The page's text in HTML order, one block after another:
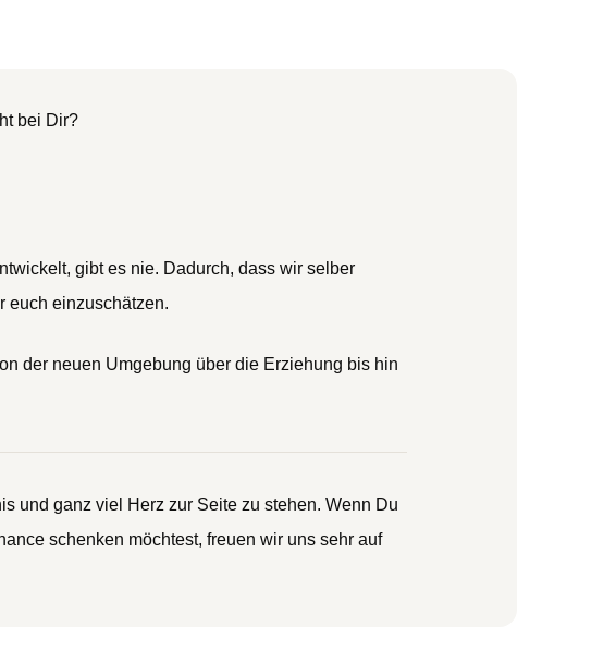
bei Dir?
gibt es nie. Dadurch, dass wir selber
euch einzuschätzen.
der neuen Umgebung über die Erziehung bis hin
und ganz viel Herz zur Seite zu stehen. Wenn Du
schenken möchtest, freuen wir uns sehr auf